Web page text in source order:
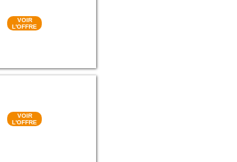
VOIR
L'OFFRE
VOIR
L'OFFRE